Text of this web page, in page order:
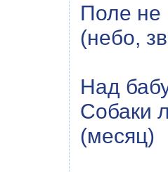
Поле не
(небо,
Над
Собаки
(месяц)